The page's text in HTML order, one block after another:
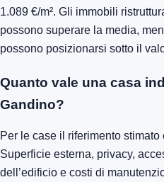
1.089 €/m². Gli immobili
possono superare la media,
possono posizionarsi sotto il
Quanto vale una casa
Gandino?
Per le case il riferimento stimato
Superficie esterna, privacy,
dell’edificio e costi di